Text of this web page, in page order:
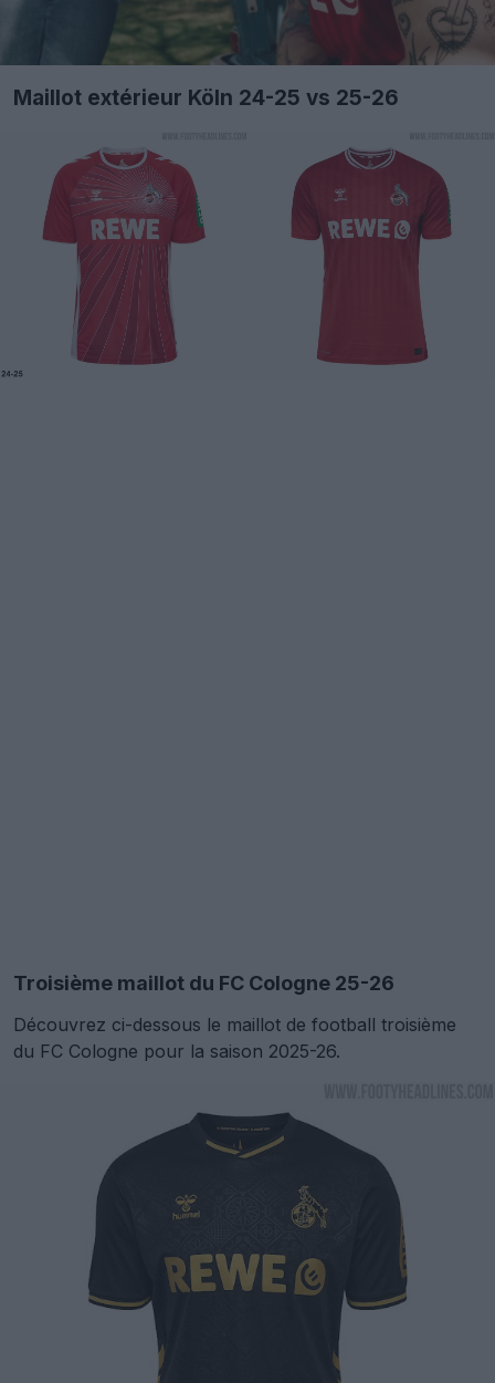
Maillot extérieur Köln 24-25 vs 25-26
Troisième maillot du FC Cologne 25-26
Découvrez ci-dessous le maillot de football troisième
du FC Cologne pour la saison 2025-26.